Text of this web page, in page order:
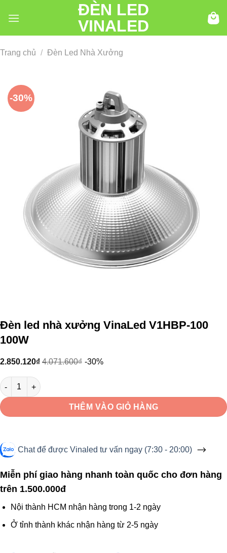
đến
ĐÈN LED
VINALED
Trang chủ / Đèn Led Nhà Xưởng
-30%
Đèn led nhà xưởng VinaLed V1HBP-100
100W
2.850.120₫ 4.071.600₫ -30%
Đèn led nhà xưởng VinaLed V1HBP-100 100W số lượng
THÊM VÀO GIỎ HÀNG
Chat để được Vinaled tư vấn ngay (7:30 - 20:00)
Miễn phí giao hàng nhanh toàn quốc cho đơn hàng
trên 1.500.000đ
Nội thành HCM nhận hàng trong 1-2 ngày
Ở tỉnh thành khác nhận hàng từ 2-5 ngày